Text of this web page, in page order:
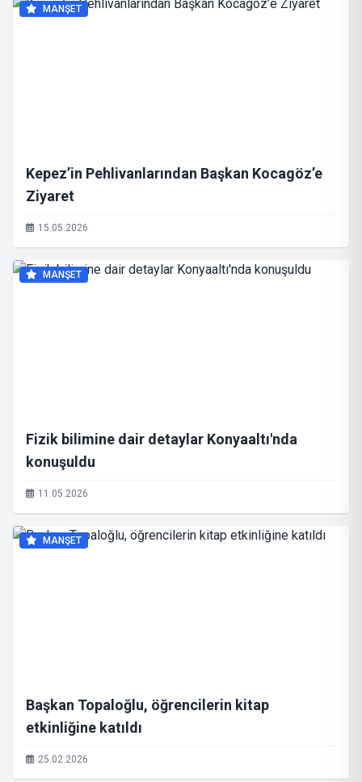
MANŞET
Kepez’in Pehlivanlarından Başkan Kocagöz’e
Ziyaret
15.05.2026
MANŞET
Fizik bilimine dair detaylar Konyaaltı'nda
konuşuldu
11.05.2026
MANŞET
Başkan Topaloğlu, öğrencilerin kitap
etkinliğine katıldı
25.02.2026